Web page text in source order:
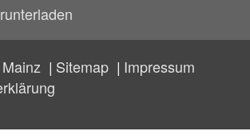
Sitemap
Impressum